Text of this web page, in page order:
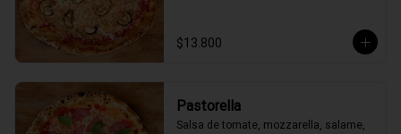
$13.800
Pastorella
Salsa de tomate, mozzarella, salame,